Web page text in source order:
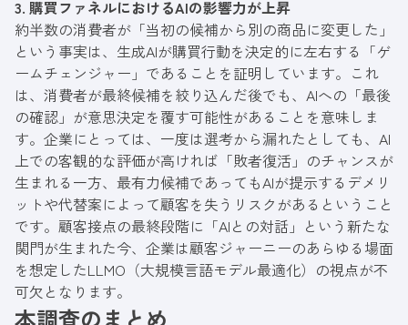
3. 購買ファネルにおけるAIの影響力が上昇
約半数の消費者が「当初の候補から別の商品に変更した」
という事実は、生成AIが購買行動を決定的に左右する「ゲ
ームチェンジャー」であることを証明しています。これ
は、消費者が最終候補を絞り込んだ後でも、AIへの「最後
の確認」が意思決定を覆す可能性があることを意味しま
す。企業にとっては、一度は選考から漏れたとしても、AI
上での客観的な評価が高ければ「敗者復活」のチャンスが
生まれる一方、最有力候補であってもAIが提示するデメリ
ットや代替案によって顧客を失うリスクがあるということ
です。顧客接点の最終段階に「AIとの対話」という新たな
関門が生まれた今、企業は顧客ジャーニーのあらゆる場面
を想定したLLMO（大規模言語モデル最適化）の視点が不
可欠となります。
本調査のまとめ